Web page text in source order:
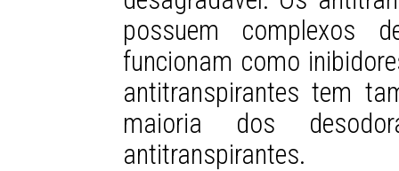
possuem complexos
funcionam como
antitranspirantes tem
maioria dos
antitranspirantes.